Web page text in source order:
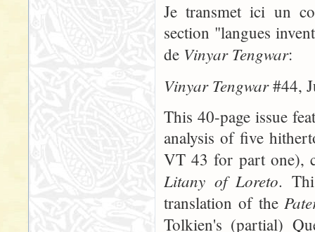
Je transmet ici un
section "langues
de Vinyar Tengwar:
Vinyar Tengwar#44,
This 40-page issue
analysis of five
VT 43 for part one),
Litany of Loreto.
translation of the
Tolkien's (partial)